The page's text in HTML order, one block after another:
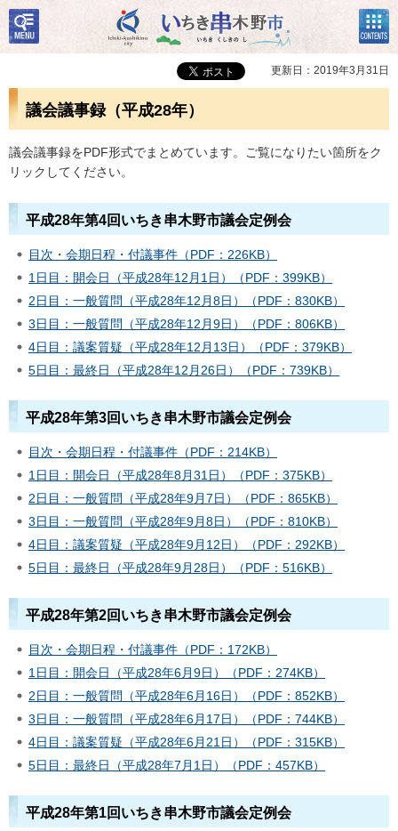
いちき串木野市
検
索・
共通
コン
テン
ツメ
ニュ
更新日：2019年3月31日
議会議事録（平成28年）
議会議事録をPDF形式でまとめています。ご覧になりたい箇所をク
リックしてください。
平成28年第4回いちき串木野市議会定例会
目次・会期日程・付議事件（PDF：226KB）
1日目：開会日（平成28年12月1日）（PDF：399KB）
2日目：一般質問（平成28年12月8日）（PDF：830KB）
3日目：一般質問（平成28年12月9日）（PDF：806KB）
4日目：議案質疑（平成28年12月13日）（PDF：379KB）
5日目：最終日（平成28年12月26日）（PDF：739KB）
平成28年第3回いちき串木野市議会定例会
目次・会期日程・付議事件（PDF：214KB）
1日目：開会日（平成28年8月31日）（PDF：375KB）
2日目：一般質問（平成28年9月7日）（PDF：865KB）
3日目：一般質問（平成28年9月8日）（PDF：810KB）
4日目：議案質疑（平成28年9月12日）（PDF：292KB）
5日目：最終日（平成28年9月28日）（PDF：516KB）
平成28年第2回いちき串木野市議会定例会
目次・会期日程・付議事件（PDF：172KB）
1日目：開会日（平成28年6月9日）（PDF：274KB）
2日目：一般質問（平成28年6月16日）（PDF：852KB）
3日目：一般質問（平成28年6月17日）（PDF：744KB）
4日目：議案質疑（平成28年6月21日）（PDF：315KB）
5日目：最終日（平成28年7月1日）（PDF：457KB）
平成28年第1回いちき串木野市議会定例会